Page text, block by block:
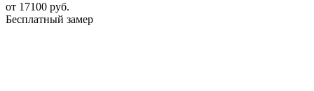
от 17100 руб.
Бесплатный замер